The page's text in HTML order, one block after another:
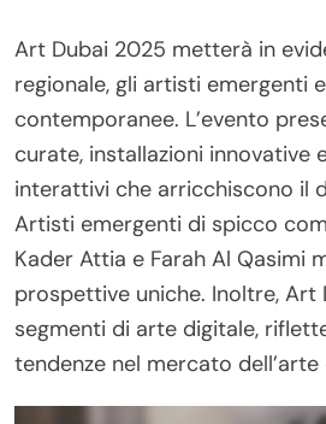
Art Dubai 2025 metterà in
regionale, gli artisti emergenti
contemporanee. L’evento
curate, installazioni innovative
interattivi che arricchiscono il
Artisti emergenti di spicco
Kader Attia e Farah Al Qasimi
prospettive uniche. Inoltre, Art
segmenti di arte digitale,
tendenze nel mercato